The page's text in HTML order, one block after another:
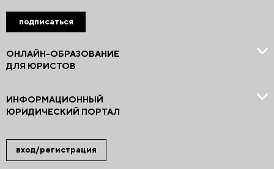
вход/регистрация
ОНЛАЙН-ОБРАЗОВАНИЕ
ДЛЯ ЮРИСТОВ
ИНФОРМАЦИОННЫЙ
ЮРИДИЧЕСКИЙ ПОРТАЛ
подписаться